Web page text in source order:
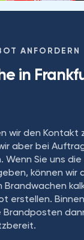
ANFORDERN
in
wir den Kontakt
aber bei
Wenn Sie uns
können wir
erstellen.
Brandposten